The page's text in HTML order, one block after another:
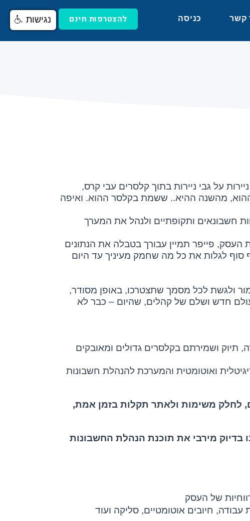
להצטרפות חינם קשר כניסה
על גבי ניירות בתוך קלסרים עבי קרס,
ההוא, מהשנה ההיא.. ששמת בקלסר ההוא. ואיפה
חשבונאים ותקופתיים ולנהל את המערך
העסק, פייפר תמיין עבורך בטבלה את הנתונים
סוף לגלות את כל מה שחמק מעיניך עד היום
ולגשת לכל מסמך שתצטרכו, באופן מסודר,
חדש ושלם של קהלים, שהיום – כבר לא
תיוק ושמירתם בקלסרים גדולים ומאובקים
ואוטומטית והמערכת להנהלת חשבונות
לחלק משימות ולאתר תקלות בזמן אמת,
מירבי את תוכנת הנהלת החשבונות
של העסק
עבודה, חיובים אוטומטיים, סליקה ועוד
נגישות